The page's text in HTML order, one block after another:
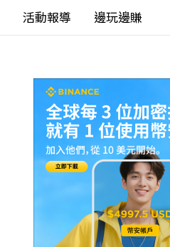
活動報導 邊玩邊賺